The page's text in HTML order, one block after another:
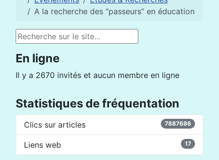
A la recherche des “passeurs” en éducation
Rechercher
En ligne
Il y a 2670 invités et aucun membre en ligne
Statistiques de fréquentation
Clics sur articles 7887686
Liens web 17